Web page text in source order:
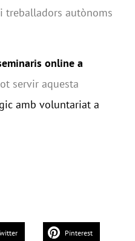
treballadors autònoms
online a
servir aquesta
amb voluntariat a
Pinterest